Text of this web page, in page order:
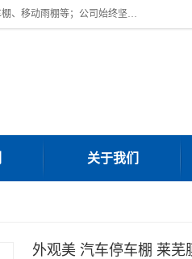
广东鼎新钢结构工程有限公司是一家制作大型电动雨棚厂家;主营：电动推拉雨棚、厂房过道雨棚、电动伸缩雨棚、停车棚、移动雨棚等；公司始终坚持结构创新,品质优越,美观形象,且售后服务好。公司充分吸纳当今休闲用品的前端技术和风格,为您带来质价相宜,时尚典雅的各种户外用品,
关于我们
外观美 汽车停车棚 莱芜